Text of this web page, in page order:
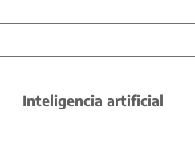
Inteligencia artificial